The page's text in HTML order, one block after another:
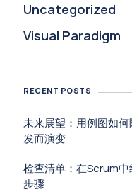
Uncategorized
Visual Paradigm
RECENT POSTS
未来展望：用例图如
发而演变
检查清单：在Scrum
步骤